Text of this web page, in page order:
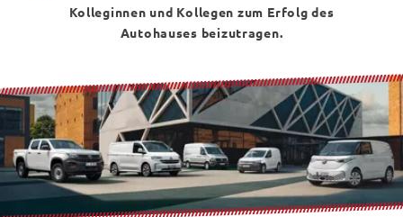
Kolleginnen und Kollegen zum Erfolg des
Autohauses beizutragen.